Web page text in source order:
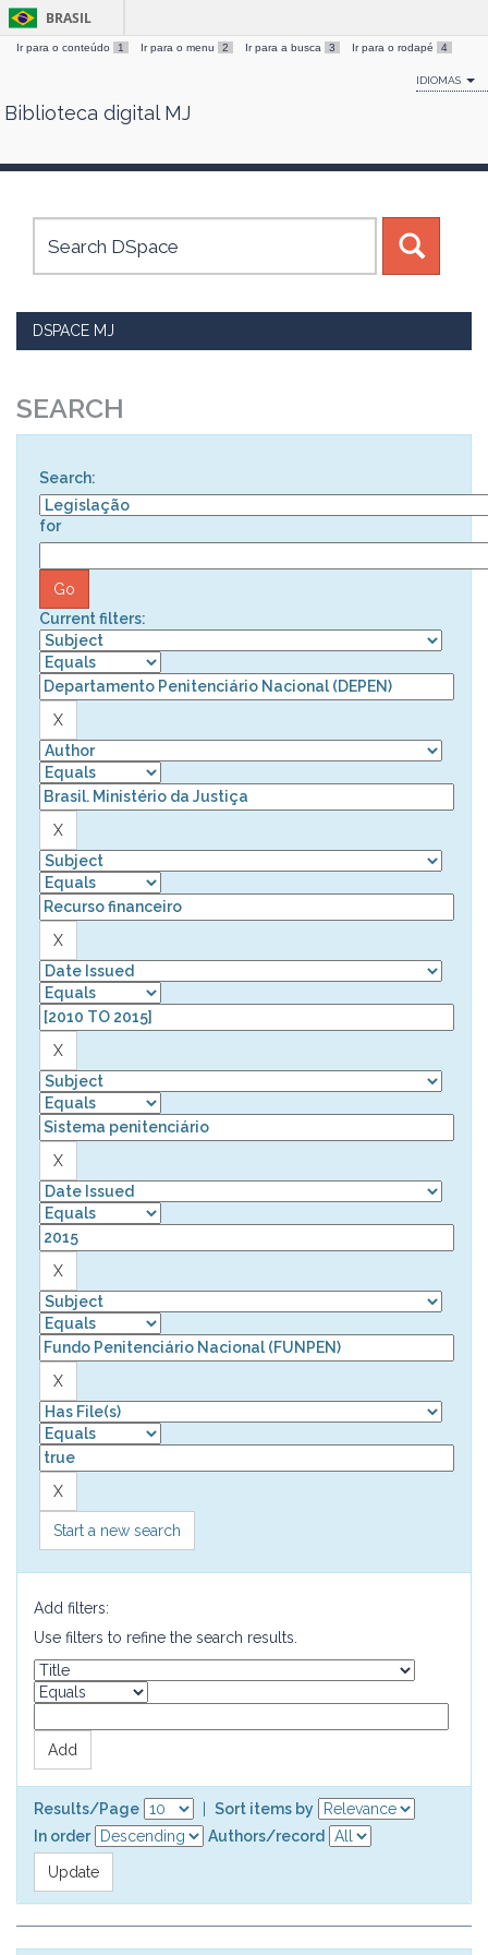
Skip
BRASIL
Ir para o conteúdo 1 Ir para o menu 2 Ir para a busca 3 Ir para o rodapé 4
IDIOMAS
Biblioteca digital MJ
DSPACE MJ
SEARCH
Search:
for
Current filters:
Start a new search
Add filters:
Use filters to refine the search results.
Results/Page
Sort items by
In order
Authors/record